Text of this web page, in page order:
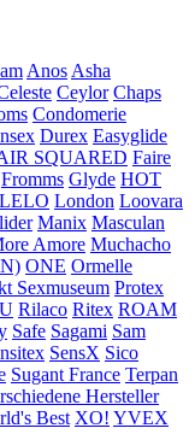
Anos Asha
Ceylor Chaps
Condomerie
Durex Easyglide
SQUARED Faire
Fromms Glyde HOT
LELO London Loovara
Manix Masculan
Amore Muchacho
ONE Ormelle
Sexmuseum Protex
Rilaco Ritex ROAM
Safe Sagami Sam
SensX Sico
Sugant France Terpan
Hersteller
Best XO! YVEX